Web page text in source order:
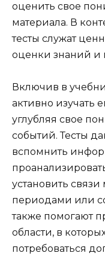
оценить свое
материала. В
тесты служат
оценки знаний и
Включив в
активно изучать
углубляя свое
событий. Тесты
вспомнить
установить
периодами или
также помогают
области, в
потребоваться